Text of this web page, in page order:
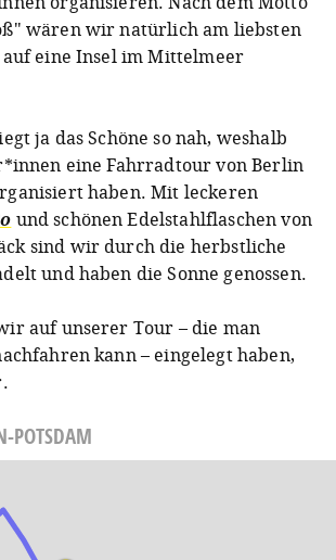
wären wir natürlich am liebsten
eine Insel im Mittelmeer
ja das Schöne so nah, weshalb
eine Fahrradtour von Berlin
haben. Mit leckeren
und schönen Edelstahlflaschen von
sind wir durch die herbstliche
und haben die Sonne genossen.
auf unserer Tour – die man
kann – eingelegt haben,
POTSDAM